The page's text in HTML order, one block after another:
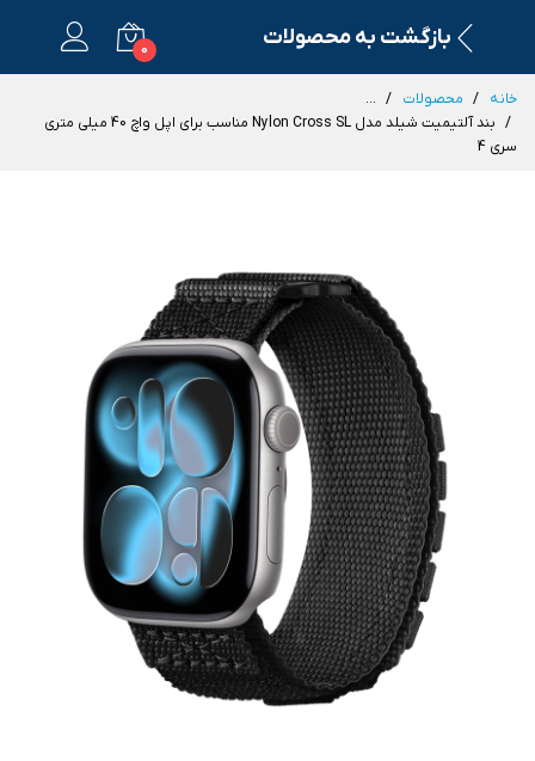
بازگشت به محصولات 0
خانه محصولات
...
بند آلتیمیت شیلد مدل Nylon Cross SL مناسب برای اپل واچ 40 میلی متری
سری 4